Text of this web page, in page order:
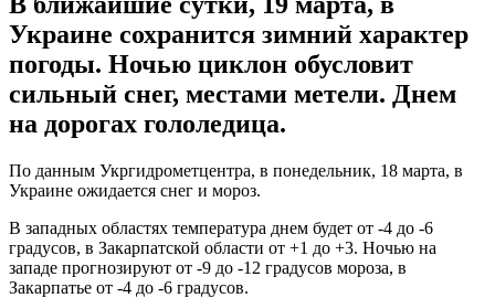
Украине сохранится зимний характер
погоды. Ночью циклон обусловит
сильный снег, местами метели. Днем
на дорогах гололедица.
По данным Укргидрометцентра, в понедельник, 18 марта, в
Украине ожидается снег и мороз.
В западных областях температура днем будет от -4 до -6
градусов, в Закарпатской области от +1 до +3. Ночью на
западе прогнозируют от -9 до -12 градусов мороза, в
Закарпатье от -4 до -6 градусов.